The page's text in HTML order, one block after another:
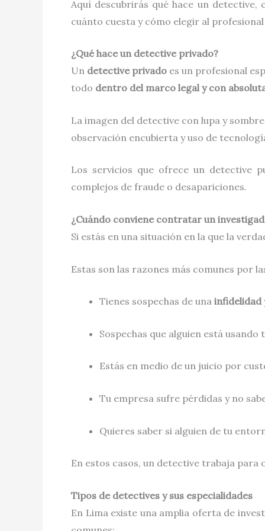
Aquí descubrirás qué hace un
cuánto cuesta y cómo elegir al
¿Qué hace un detective privado?
Un detective privado es un profesional
todo dentro del marco legal y con
La imagen del detective con lupa y
observación encubierta y uso de
Los servicios que ofrece un detective
complejos de fraude o desapariciones.
¿Cuándo conviene contratar un
Si estás en una situación en la que la
Estas son las razones más comunes por
Tienes sospechas de una infidelidad
Sospechas que alguien está
Estás en medio de un juicio por
Tu empresa sufre pérdidas y no
Quieres saber si alguien de tu
En estos casos, un detective trabaja para
Tipos de detectives y sus especialidades
En Lima existe una amplia oferta de